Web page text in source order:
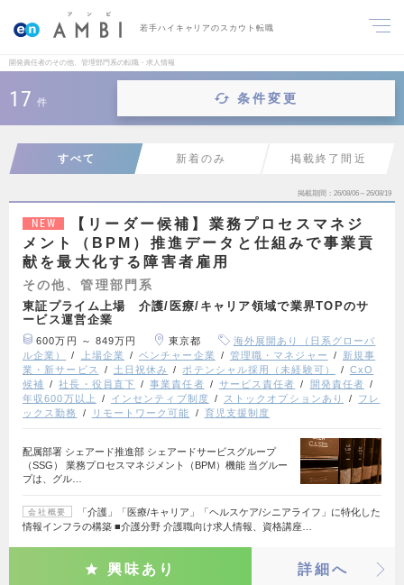
若手ハイキャリアのスカウト転職
開発責任者のその他、管理部門系の転職・求人情報
17 件 条件変更
すべて 新着のみ 掲載終了間近
掲載期間 26/08/06～26/08/19
NEW
【リーダー候補】業務プロセスマネジ
メント（BPM）推進データと仕組みで事業貢
献を最大化する障害者雇用
その他、管理部門系
東証プライム上場 介護/医療/キャリア領域で業界TOPのサ
ービス運営企業
600万円 ～ 849万円 東京都
海外展開あり（日系グローバ
ル企業）
上場企業 ベンチャー企業 管理職・マネジャー
新規事
業・新サービス
土日祝休み ポテンシャル採用（未経験可）
CxO
候補
社長・役員直下 事業責任者 サービス責任者
開発責任者
年収600万以上
インセンティブ制度 ストックオプションあり
フレ
ックス勤務
リモートワーク可能 育児支援制度
配属部署 シェアード推進部 シェアードサービスグループ
（SSG） 業務プロセスマネジメント（BPM）機能 当グルー
プは、グル…
会社概要
「介護」「医療/キャリア」「ヘルスケア/シニアライフ」に特化した
情報インフラの構築 ■介護分野 介護職向け求人情報、資格講座…
興味あり 詳細へ